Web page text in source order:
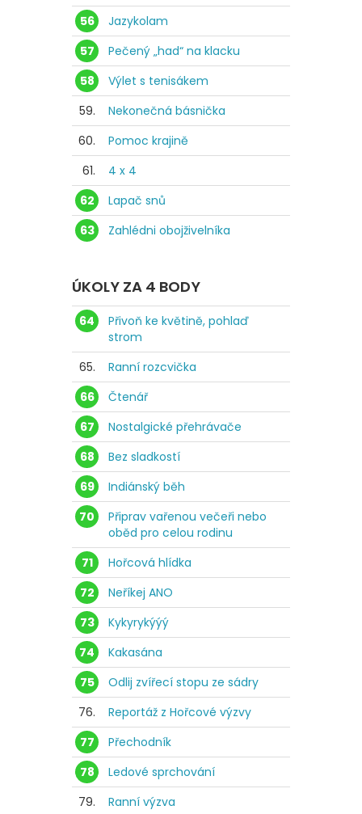
56
Jazykolam
57
Pečený „had“ na klacku
58
Výlet s tenisákem
59.
Nekonečná básnička
60.
Pomoc krajině
61.
4 x 4
62
Lapač snů
63
Zahlédni obojživelníka
ÚKOLY ZA 4 BODY
64
Přivoň ke květině, pohlaď
strom
65.
Ranní rozcvička
66
Čtenář
67
Nostalgické přehrávače
68
Bez sladkostí
69
Indiánský běh
70
Připrav vařenou večeři nebo
oběd pro celou rodinu
71
Hořcová hlídka
72
Neříkej ANO
73
Kykyrykýýý
74
Kakasána
75
Odlij zvířecí stopu ze sádry
76.
Reportáž z Hořcové výzvy
77
Přechodník
78
Ledové sprchování
79.
Ranní výzva